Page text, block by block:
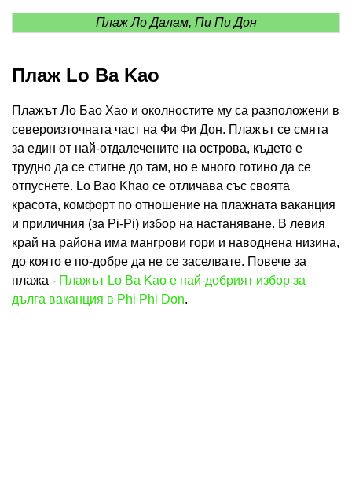
Плаж Ло Далам, Пи Пи Дон
Плаж Lo Ba Kao
Плажът Ло Бао Хао и околностите му са разположени в
североизточната част на Фи Фи Дон. Плажът се смята
за един от най-отдалечените на острова, където е
трудно да се стигне до там, но е много готино да се
отпуснете. Lo Bao Khao се отличава със своята
красота, комфорт по отношение на плажната ваканция
и приличния (за Pi-Pi) избор на настаняване. В левия
край на района има мангрови гори и наводнена низина,
до която е по-добре да не се заселвате. Повече за
плажа - Плажът Lo Ba Kao е най-добрият избор за
дълга ваканция в Phi Phi Don.